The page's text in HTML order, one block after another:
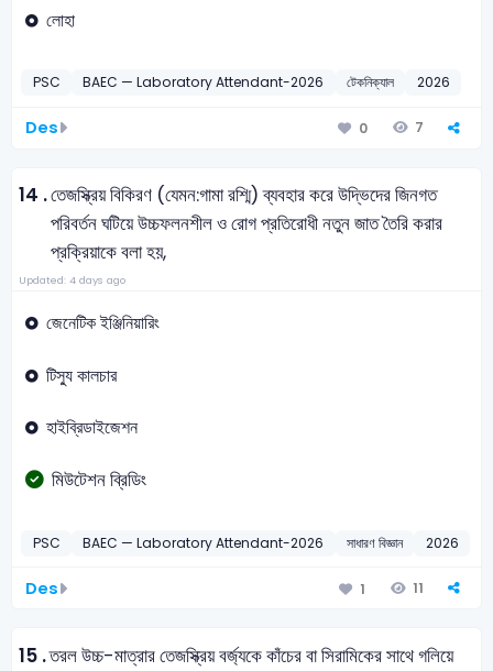
লোহা
PSC BAEC — Laboratory Attendant-2026 টেকনিক্যাল 2026
Des 0 7
14 .তেজস্ক্রিয় বিকিরণ (যেমন:গামা রশ্মি) ব্যবহার করে উদ্ভিদের জিনগত
পরিবর্তন ঘটিয়ে উচ্চফলনশীল ও রোগ প্রতিরোধী নতুন জাত তৈরি করার
প্রক্রিয়াকে বলা হয়,
Updated: 4 days ago
জেনেটিক ইঞ্জিনিয়ারিং
টিস্যু কালচার
হাইব্রিডাইজেশন
মিউটেশন ব্রিডিং
PSC BAEC — Laboratory Attendant-2026 সাধারণ বিজ্ঞান 2026
Des 1 11
15 .তরল উচ্চ-মাত্রার তেজস্ক্রিয় বর্জ্যকে কাঁচের বা সিরামিকের সাথে গলিয়ে